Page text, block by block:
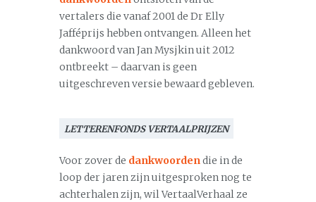
vertalers die vanaf 2001 de Dr Elly
Jafféprijs hebben ontvangen. Alleen het
dankwoord van Jan Mysjkin uit 2012
ontbreekt – daarvan is geen
uitgeschreven versie bewaard gebleven.
LETTERENFONDS VERTAALPRIJZEN
Voor zover de dankwoordendie in de
loop der jaren zijn uitgesproken nog te
achterhalen zijn, wil VertaalVerhaal ze